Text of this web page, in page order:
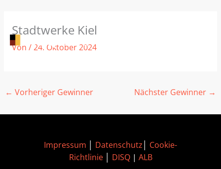
Inhalt
springen
Stadtwerke Kiel
Von /24. Oktober 2024
← Vorheriger Gewinner Nächster Gewinner →
Impressum Datenschutz
Cookie-
Richtlinie│ DISQ| ALB